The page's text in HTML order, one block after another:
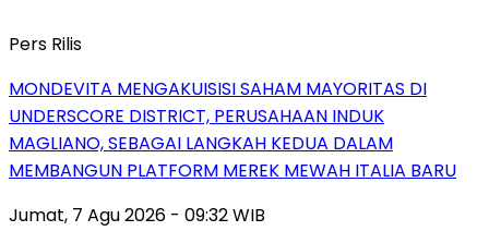
Pers Rilis
MONDEVITA MENGAKUISISI SAHAM MAYORITAS DI
UNDERSCORE DISTRICT, PERUSAHAAN INDUK
MAGLIANO, SEBAGAI LANGKAH KEDUA DALAM
MEMBANGUN PLATFORM MEREK MEWAH ITALIA BARU
Jumat, 7 Agu 2026 - 09:32 WIB